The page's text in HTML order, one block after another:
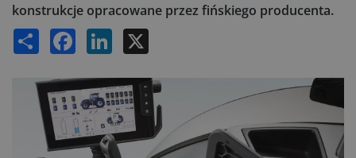
konstrukcje opracowane przez fińskiego producenta.
Share Facebook LinkedIn